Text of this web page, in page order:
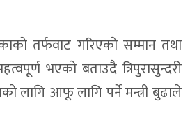
तर्फवाट गरिएकाे सम्मान तथा
भएकाे बताउदै त्रिपुरासुन्दरी
लागि आफू लागि पर्ने मन्त्री बुढाले